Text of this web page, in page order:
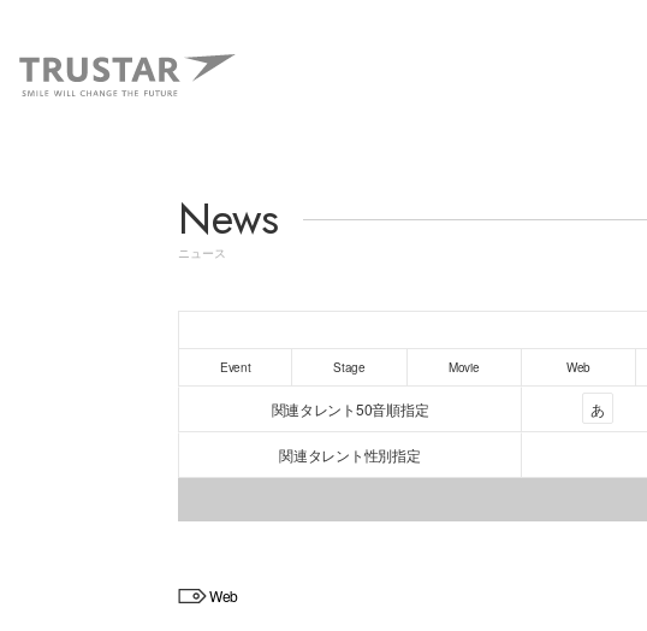
News
ニュース
Event Stage Movie Web
関連タレント50音順指定 あ
関連タレント性別指定
Web